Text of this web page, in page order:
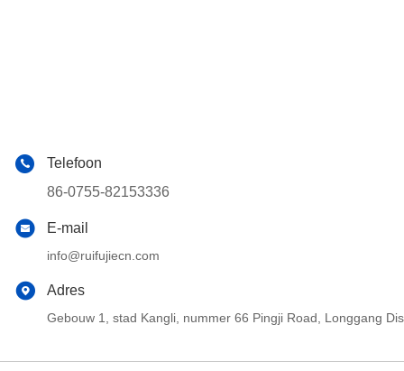
Telefoon
86-0755-82153336
E-mail
info@ruifujiecn.com
Adres
Gebouw 1, stad Kangli, nummer 66 Pingji Road, Longgang